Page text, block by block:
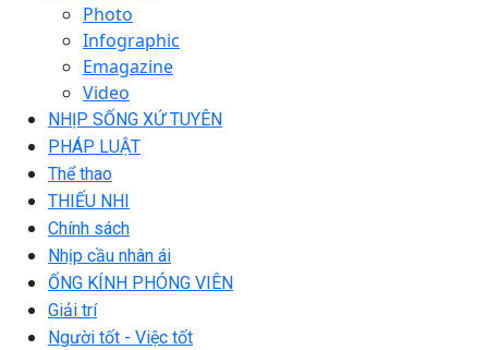
Photo
Infographic
Emagazine
Video
NHỊP SỐNG XỨ TUYÊN
PHÁP LUẬT
Thể thao
THIẾU NHI
Chính sách
Nhịp cầu nhân ái
ỐNG KÍNH PHÓNG VIÊN
Giải trí
Người tốt - Việc tốt